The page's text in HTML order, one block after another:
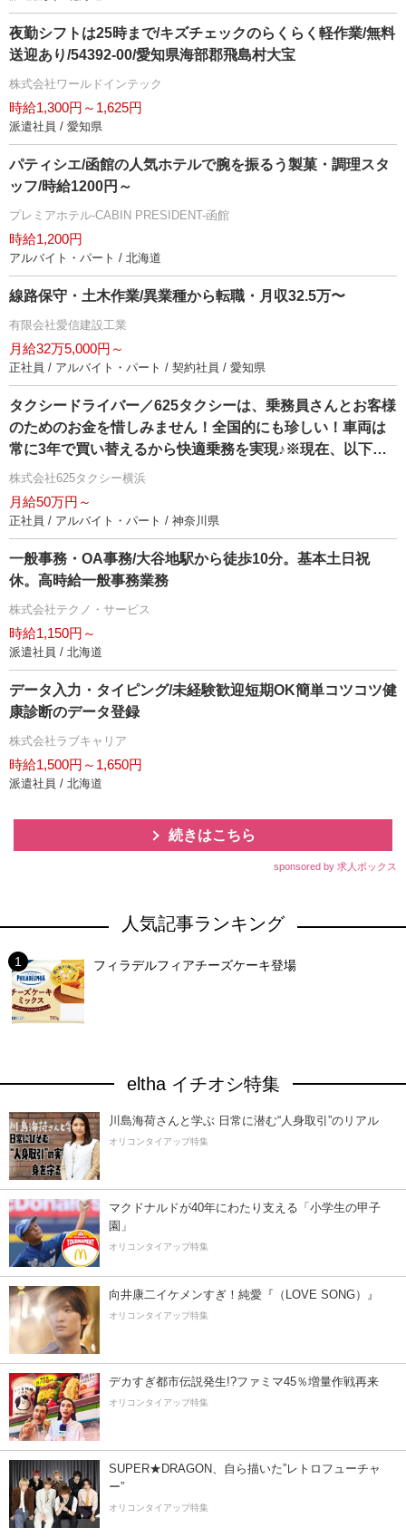
夜勤シフトは25時まで/キズチェックのらくらく軽作業/無料
送迎あり/54392-00/愛知県海部郡飛島村大宝
株式会社ワールドインテック
時給1,300円～1,625円
派遣社員 / 愛知県
パティシエ/函館の人気ホテルで腕を振るう製菓・調理スタ
ッフ/時給1200円～
プレミアホテル-CABIN PRESIDENT-函館
時給1,200円
アルバイト・パート / 北海道
線路保守・土木作業/異業種から転職・月収32.5万〜
有限会社愛信建設工業
月給32万5,000円～
正社員 / アルバイト・パート / 契約社員 / 愛知県
タクシードライバー／625タクシーは、乗務員さんとお客様
のためのお金を惜しみません！全国的にも珍しい！車両は
常に3年で買い替えるから快適乗務を実現♪※現在、以下の
営業所でも乗務員を募集しております♪ →本社営業所 〒
223-0056 神奈川県横浜市港北区新吉田町4040-1
株式会社625タクシー横浜
月給50万円～
正社員 / アルバイト・パート / 神奈川県
一般事務・OA事務/大谷地駅から徒歩10分。基本土日祝
休。高時給一般事務業務
株式会社テクノ・サービス
時給1,150円～
派遣社員 / 北海道
データ入力・タイピング/未経験歓迎短期OK簡単コツコツ健
康診断のデータ登録
株式会社ラブキャリア
時給1,500円～1,650円
派遣社員 / 北海道
続きはこちら
sponsored by 求人ボックス
人気記事ランキング
フィラデルフィアチーズケーキ登場
eltha イチオシ特集
川島海荷さんと学ぶ 日常に潜む“人身取引”のリアル
オリコンタイアップ特集
マクドナルドが40年にわたり支える「小学生の甲子
園」
オリコンタイアップ特集
向井康二イケメンすぎ！純愛『（LOVE SONG）』
オリコンタイアップ特集
デカすぎ都市伝説発生!?ファミマ45％増量作戦再来
オリコンタイアップ特集
SUPER★DRAGON、自ら描いた”レトロフューチャ
ー”
オリコンタイアップ特集